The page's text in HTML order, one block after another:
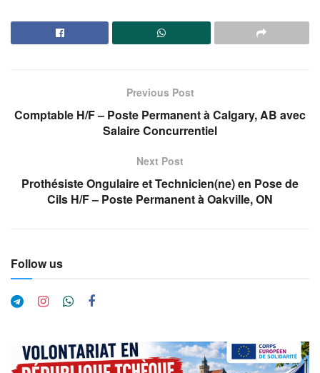
Previous Post
Comptable H/F – Poste Permanent à Calgary, AB avec
Salaire Concurrentiel
Next Post
Prothésiste Ongulaire et Technicien(ne) en Pose de
Cils H/F – Poste Permanent à Oakville, ON
Follow us